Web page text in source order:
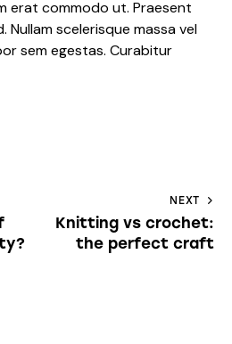
erat commodo ut. Praesent
Nullam scelerisque massa vel
sem egestas. Curabitur
NEXT
Knitting vs crochet:
the perfect craft